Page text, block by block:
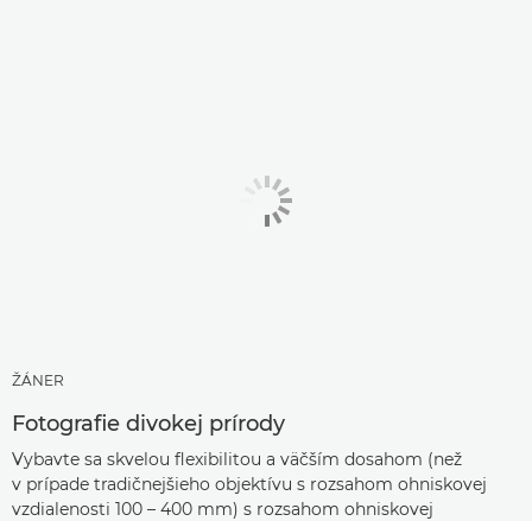
ŽÁNER
Fotografie divokej prírody
Vybavte sa skvelou flexibilitou a väčším dosahom (než
v prípade tradičnejšieho objektívu s rozsahom ohniskovej
vzdialenosti 100 – 400 mm) s rozsahom ohniskovej